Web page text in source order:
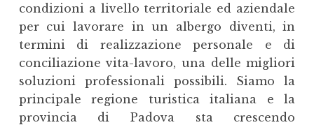
condizioni a livello territoriale ed aziendale
per cui lavorare in un albergo diventi, in
termini di realizzazione personale e di
conciliazione vita-lavoro, una delle migliori
soluzioni professionali possibili. Siamo la
principale regione turistica italiana e la
provincia di Padova sta crescendo